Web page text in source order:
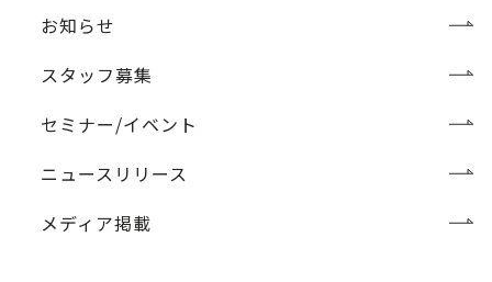
お知らせ
スタッフ募集
セミナー/イベント
ニュースリリース
メディア掲載